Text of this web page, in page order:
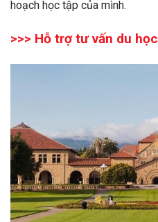
hoạch học tập của mình.
>>> Hỗ trợ tư vấn du học